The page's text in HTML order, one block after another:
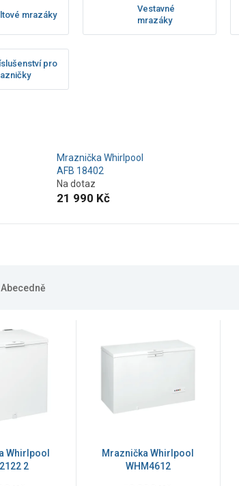
mrazáky
Vestavné
mrazáky
pro
Mraznička Whirlpool
AFB 18402
Na dotaz
21 990 Kč
Abecedně
Whirlpool
2
Mraznička Whirlpool
WHM4612